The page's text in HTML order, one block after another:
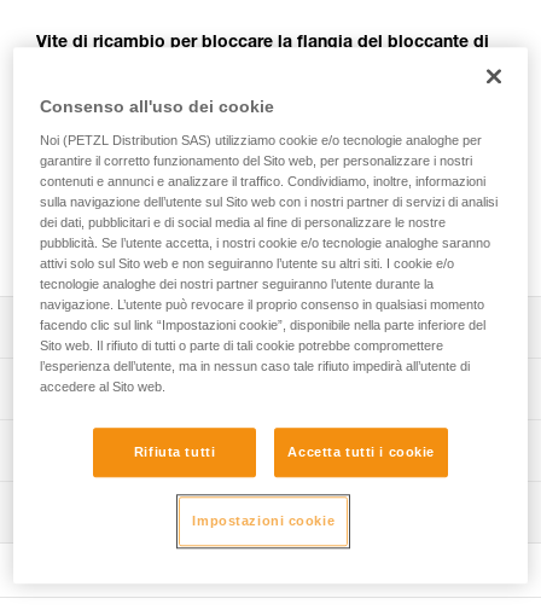
Vite di ricambio per bloccare la flangia del bloccante di
Vite di ricambio che consente di bloccare la flangia del
bloccante di un cordino GRILLON (cordini commercializzati
dal 2018).
Richiedi parte al servizio post-vendita
Descrizione
Vite compatibile con i cordini GRILLON commercializzati
- GRILLON (L052AA),
- GRILLON PLUS (L052EA),
- GRILLON HOOK (L052BA, L052CA),
- GRILLON MGO (L052DA).
Specifiche tecniche
Dettagli codice
Codice : L052RA00
Garanzia : 3 anni
Informazioni tecniche
Consenso all'uso dei cookie
Noi (PETZL Distribution SAS) utilizziamo cookie e/o tecnologie analoghe per
garantire il corretto funzionamento del Sito web, per personalizzare i nostri
contenuti e annunci e analizzare il traffico. Condividiamo, inoltre, informazioni
sulla navigazione dell’utente sul Sito web con i nostri partner di servizi di analisi
dei dati, pubblicitari e di social media al fine di personalizzare le nostre
pubblicità. Se l’utente accetta, i nostri cookie e/o tecnologie analoghe saranno
attivi solo sul Sito web e non seguiranno l’utente su altri siti. I cookie e/o
tecnologie analoghe dei nostri partner seguiranno l’utente durante la
navigazione. L’utente può revocare il proprio consenso in qualsiasi momento
facendo clic sul link “Impostazioni cookie”, disponibile nella parte inferiore del
Sito web. Il rifiuto di tutti o parte di tali cookie potrebbe compromettere
l’esperienza dell’utente, ma in nessun caso tale rifiuto impedirà all’utente di
accedere al Sito web.
Rifiuta tutti Accetta tutti i cookie
Impostazioni cookie